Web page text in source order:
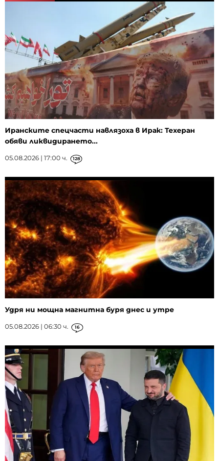
Иранските спецчасти навлязоха в Ирак: Техеран
обяви ликвидирането...
05.08.2026 | 17:00 ч. 128
Удря ни мощна магнитна буря днес и утре
05.08.2026 | 06:30 ч. 16